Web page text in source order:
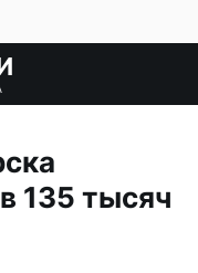
135 тысяч